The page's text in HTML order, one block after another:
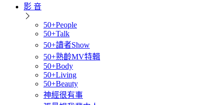
影 音
50+People
50+Talk
50+讀者Show
50+熟齡MV特輯
50+Body
50+Living
50+Beauty
神經很有事